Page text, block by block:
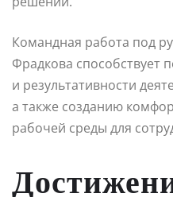
Командная работа под
Фрадкова способствует
и результативности
а также созданию
рабочей среды для